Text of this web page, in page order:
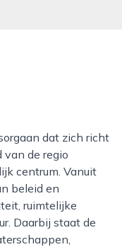
de regio
centrum. Vanuit
beleid en
ruimtelijke
Daarbij staat de